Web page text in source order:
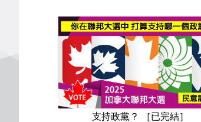
支持政黨？ ［已完結］